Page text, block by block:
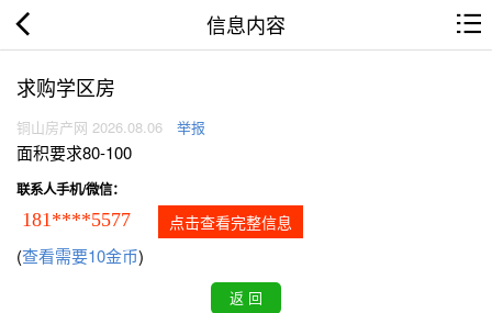
信息内容
求购学区房
铜山房产网 2026.08.06 举报
面积要求80-100
联系人手机/微信：
181****5577 点击查看完整信息
(查看需要10金币)